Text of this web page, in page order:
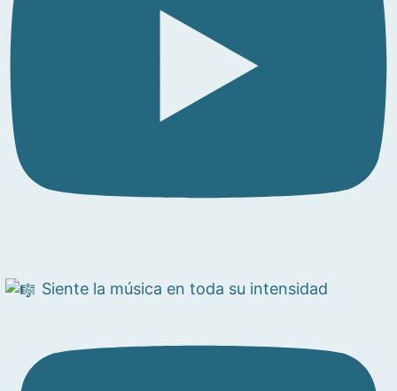
Siente la música en toda su intensidad